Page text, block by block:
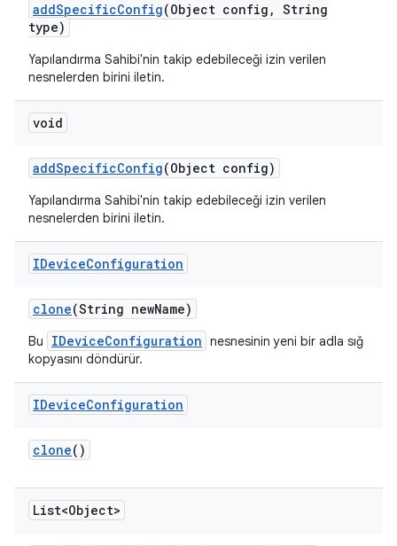
addSpecificConfig(Object config , String
type)
Yapılandırma Sahibi'nin takip edebileceği izin verilen
nesnelerden birini iletin.
void
addSpecificConfig(Object config)
Yapılandırma Sahibi'nin takip edebileceği izin verilen
nesnelerden birini iletin.
IDeviceConfiguration
clone(String newName)
Bu IDeviceConfiguration nesnesinin yeni bir adla sığ
kopyasını döndürür.
IDeviceConfiguration
clone()
List<Object>